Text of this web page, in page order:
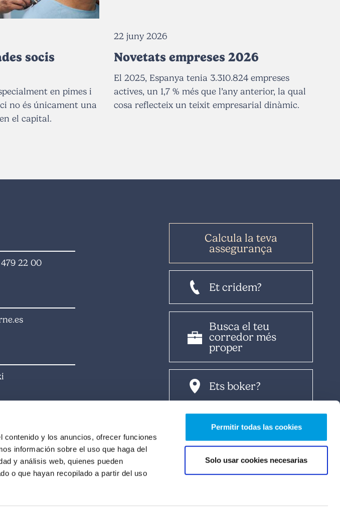
y los anuncios, ofrecer funciones
información sobre el uso que haga del
y análisis web, quienes pueden
o que hayan recopilado a partir del uso
Permitir todas las cookies
Solo usar cookies necesarias
socis
en pimes i
no és únicament una
el capital.
22 juny 2026
Novetats empreses 2026
El 2025, Espanya tenia 3.310.824 empreses
actives, un 1,7 % més que l’any anterior, la qual
cosa reflecteix un teixit empresarial dinàmic.
22 00
Calcula la teva
assegurança
Et cridem?
Busca el teu
corredor més
proper
Ets boker?
Àrea Broker